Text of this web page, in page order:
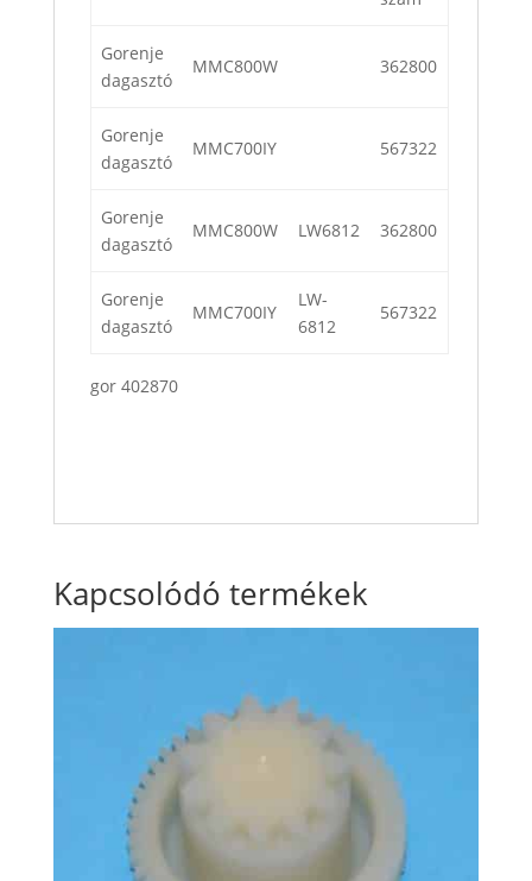
Gorenje
dagasztó
MMC800W 362800
Gorenje
dagasztó
MMC700IY 567322
Gorenje
dagasztó
MMC800W LW6812 362800
Gorenje
dagasztó
MMC700IY
LW-
6812
567322
gor 402870
Kapcsolódó termékek